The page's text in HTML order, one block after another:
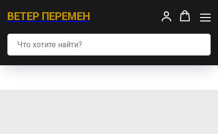
ВЕТЕР ПЕРЕМЕН